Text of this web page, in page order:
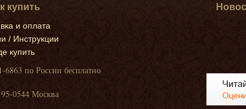
купить
и оплата
/ Инструкции
купить
6863 по России бесплатно
0544 Москва